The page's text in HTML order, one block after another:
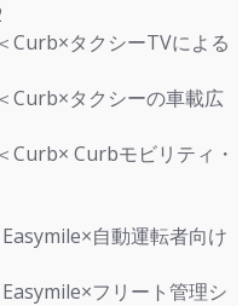
Curb×タクシーTVによる
Curb×タクシーの車載広
Curb× Curbモビリティ・
自動運転者向け
フリート管理シ